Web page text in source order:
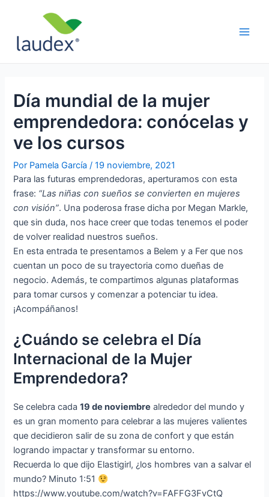
contenido
Día mundial de la mujer
emprendedora: conócelas y
ve los cursos
Por Pamela García/19 noviembre, 2021
Para las futuras emprendedoras, aperturamos con esta
frase: “Las niñas con sueños se convierten en mujeres
con visión”. Una poderosa frase dicha por Megan Markle,
que sin duda, nos hace creer que todas tenemos el poder
de volver realidad nuestros sueños.
En esta entrada te presentamos a Belem y a Fer que nos
cuentan un poco de su trayectoria como dueñas de
negocio. Además, te compartimos algunas plataformas
para tomar cursos y comenzar a potenciar tu idea.
¡Acompáñanos!
¿Cuándo se celebra el Día
Internacional de la Mujer
Emprendedora?
Se celebra cada19 de noviembre alrededor del mundo y
es un gran momento para celebrar a las mujeres valientes
que decidieron salir de su zona de confort y que están
logrando impactar y transformar su entorno.
Recuerda lo que dijo Elastigirl, ¿los hombres van a salvar el
mundo? Minuto 1:51
https://www.youtube.com/watch?v=FAFFG3FvCtQ
entradas